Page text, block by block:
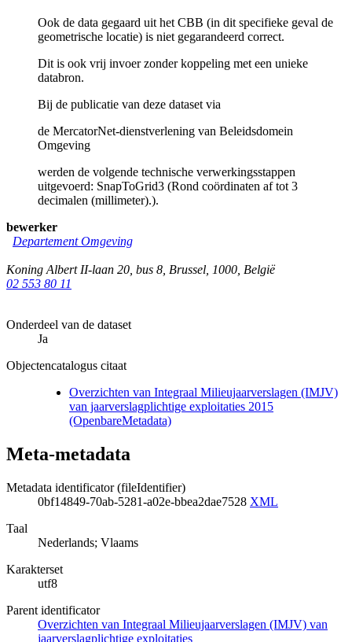
Ook de data gegaard uit het CBB (in dit specifieke geval de
geometrische locatie) is niet gegarandeerd correct.
Dit is ook vrij invoer zonder koppeling met een unieke
databron.
Bij de publicatie van deze dataset via
de MercatorNet-dienstverlening van Beleidsdomein
Omgeving
werden de volgende technische verwerkingsstappen
uitgevoerd: SnapToGrid3 (Rond coördinaten af tot 3
decimalen (millimeter).).
bewerker
Departement Omgeving
Koning Albert II-laan 20, bus 8 Brussel 1000 België
02 553 80 11
Onderdeel van de dataset
Ja
Objectencatalogus citaat
Overzichten van Integraal Milieujaarverslagen (IMJV)
van jaarverslagplichtige exploitaties 2015
(OpenbareMetadata)
Meta-metadata
Metadata identificator (fileIdentifier)
0bf14849-70ab-5281-a02e-bbea2dae7528 XML
Taal
Nederlands; Vlaams
Karakterset
utf8
Parent identificator
Overzichten van Integraal Milieujaarverslagen (IMJV) van
jaarverslagplichtige exploitaties